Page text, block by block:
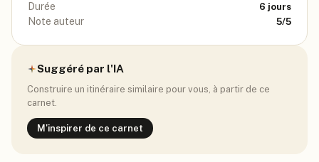
Durée 6 jours
Note auteur 5/5
Suggéré par l'IA
Construire un itinéraire similaire pour vous, à partir de ce
carnet.
M'inspirer de ce carnet